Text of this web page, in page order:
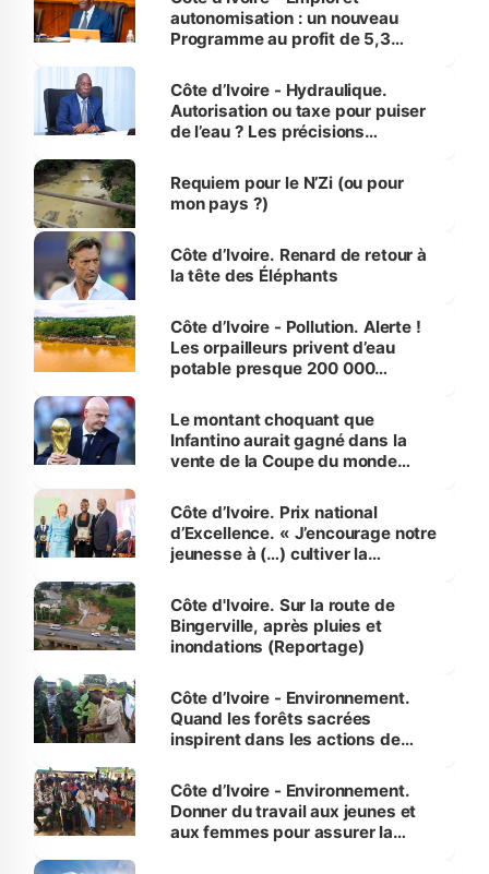
autonomisation : un nouveau
Programme au profit de 5,3
Côte d’Ivoire - Hydraulique.
Autorisation ou taxe pour puiser
de l’eau ? Les précisions
Requiem pour le N’Zi (ou pour
mon pays ?)
Côte d’Ivoire. Renard de retour à
la tête des Éléphants
Côte d’Ivoire - Pollution. Alerte !
Les orpailleurs privent d’eau
potable presque 200 000
Le montant choquant que
Infantino aurait gagné dans la
vente de la Coupe du monde
Côte d’Ivoire. Prix national
d’Excellence. « J’encourage notre
jeunesse à (…) cultiver la
(Alassane Ouattara
Côte d'Ivoire. Sur la route de
Bingerville, après pluies et
inondations (Reportage)
Côte d’Ivoire - Environnement.
Quand les forêts sacrées
inspirent dans les actions de
Côte d’Ivoire - Environnement.
Donner du travail aux jeunes et
aux femmes pour assurer la